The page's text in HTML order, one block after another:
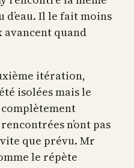
Il le fait moins
avancent quand
itération,
isolées mais le
complètement
n’ont pas
que prévu. Mr
le répète